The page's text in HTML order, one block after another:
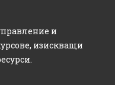
и
изискващи